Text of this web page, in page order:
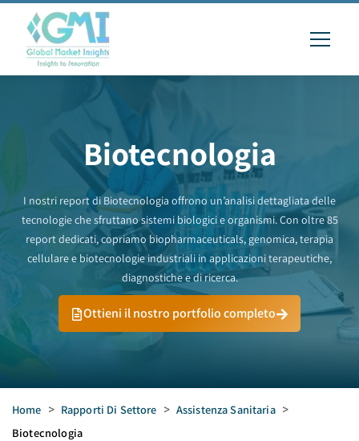
Biotecnologia
I nostri report di Biotecnologia offrono un’analisi dettagliata delle
tecnologie che sfruttano sistemi biologici e organismi. Con oltre 85
report dedicati, copriamo biopharmaceuticals, genomica, terapia
cellulare e biotecnologie industriali in applicazioni terapeutiche,
diagnostiche e di ricerca.
Ottieni il nostro portfolio completo
Home > Rapporti Di Settore > Assistenza Sanitaria >
Biotecnologia